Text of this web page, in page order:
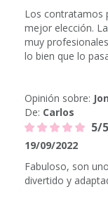
Los contratamos
mejor elección.
muy
lo bien que lo
Opinión sobre:
De: Carlos
5/5
19/09/2022
Fabuloso, son
divertido y